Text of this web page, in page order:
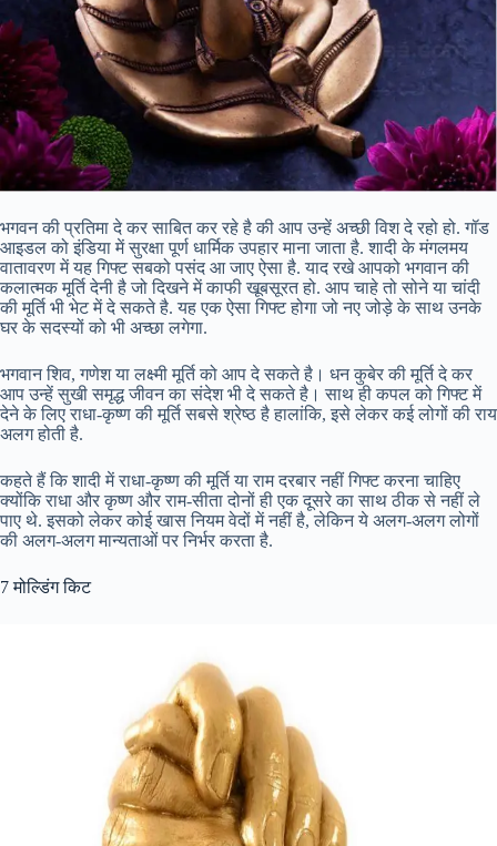
भगवन की प्रतिमा दे कर साबित कर रहे है की आप उन्हें अच्छी विश दे रहो हो. गॉड
आइडल को इंडिया में सुरक्षा पूर्ण धार्मिक उपहार माना जाता है. शादी के मंगलमय
वातावरण में यह गिफ्ट सबको पसंद आ जाए ऐसा है. याद रखे आपको भगवान की
कलात्मक मूर्ति देनी है जो दिखने में काफी खूबसूरत हो. आप चाहे तो सोने या चांदी
की मूर्ति भी भेट में दे सकते है. यह एक ऐसा गिफ्ट होगा जो नए जोड़े के साथ उनके
घर के सदस्यों को भी अच्छा लगेगा.
भगवान शिव, गणेश या लक्ष्मी मूर्ति को आप दे सकते है। धन कुबेर की मूर्ति दे कर
आप उन्हें सुखी समृद्ध जीवन का संदेश भी दे सकते है। साथ ही कपल को गिफ्ट में
देने के लिए राधा-कृष्ण की मूर्ति सबसे श्रेष्ठ है हालांकि, इसे लेकर कई लोगों की राय
अलग होती है.
कहते हैं कि शादी में राधा-कृष्ण की मूर्ति या राम दरबार नहीं गिफ्ट करना चाहिए
क्योंकि राधा और कृष्ण और राम-सीता दोनों ही एक दूसरे का साथ ठीक से नहीं ले
पाए थे. इसको लेकर कोई खास नियम वेदों में नहीं है, लेकिन ये अलग-अलग लोगों
की अलग-अलग मान्यताओं पर निर्भर करता है.
7 मोल्डिंग किट